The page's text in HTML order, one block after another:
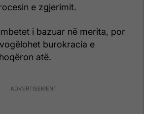
e zgjerimit.
i bazuar në merita, por
burokracia e
atë.